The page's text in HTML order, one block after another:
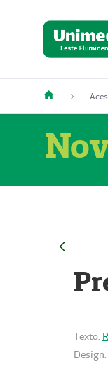
Texto:
Design: